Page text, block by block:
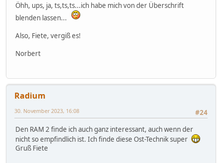
Öhh, ups, ja, ts,ts,ts...ich habe mich von der Überschrift
blenden lassen...
Also, Fiete, vergiß es!
Norbert
Radium
#24
30. November 2023, 16:08
Den RAM 2 finde ich auch ganz interessant, auch wenn der
nicht so empfindlich ist. Ich finde diese Ost-Technik super
Gruß Fiete